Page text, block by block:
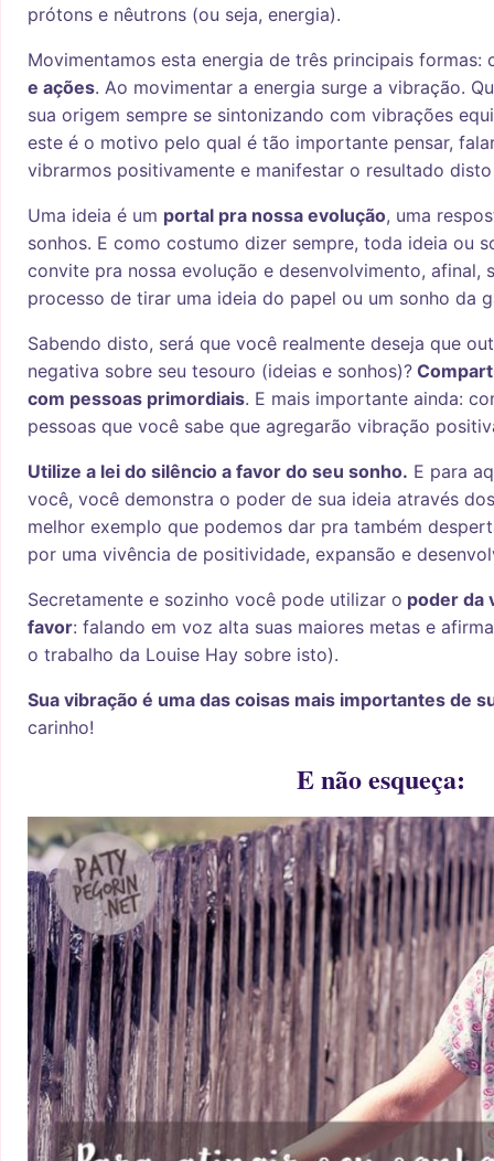
prótons e nêutrons (ou seja, energia).
Movimentamos esta energia de três principais formas:
e ações. Ao movimentar a energia surge a vibração.
sua origem sempre se sintonizando com vibrações
este é o motivo pelo qual é tão importante pensar,
vibrarmos positivamente e manifestar o resultado
Uma ideia é um portal pra nossa evolução, uma
sonhos. E como costumo dizer sempre, toda ideia ou
convite pra nossa evolução e desenvolvimento, afinal,
processo de tirar uma ideia do papel ou um sonho da
Sabendo disto, será que você realmente deseja que
negativa sobre seu tesouro (ideias e sonhos)?
com pessoas primordiais. E mais importante ainda:
pessoas que você sabe que agregarão vibração
Utilize a lei do silêncio a favor do seu sonho. E para
você, você demonstra o poder de sua ideia através
melhor exemplo que podemos dar pra também
por uma vivência de positividade, expansão e
Secretamente e sozinho você pode utilizar o poder da
favor: falando em voz alta suas maiores metas e
o trabalho da Louise Hay sobre isto).
Sua vibração é uma das coisas mais importantes de
carinho!
E não esqueça: